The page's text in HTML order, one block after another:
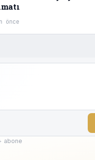
önce
abone